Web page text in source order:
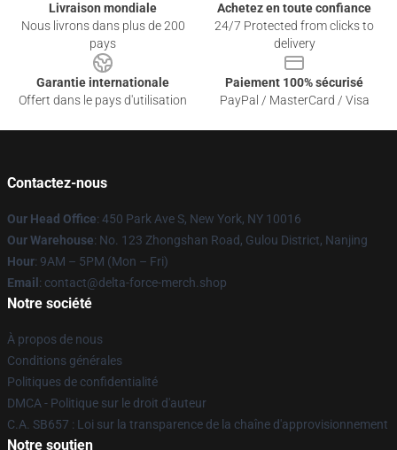
Livraison mondiale
Nous livrons dans plus de 200
pays
Achetez en toute confiance
24/7 Protected from clicks to
delivery
Garantie internationale
Offert dans le pays d'utilisation
Paiement 100% sécurisé
PayPal / MasterCard / Visa
Contactez-nous
Our Head Office: 450 Park Ave S, New York, NY 10016
Our Warehouse: No. 123 Zhongshan Road, Gulou District, Nanjing
Hour: 9AM – 5PM (Mon – Fri)
Email : contact@delta-force-merch.shop
Notre société
À propos de nous
Conditions générales
Politiques de confidentialité
DMCA - Politique sur le droit d'auteur
C.A. SB657 : Loi sur la transparence de la chaîne d'approvisionnement
Notre soutien